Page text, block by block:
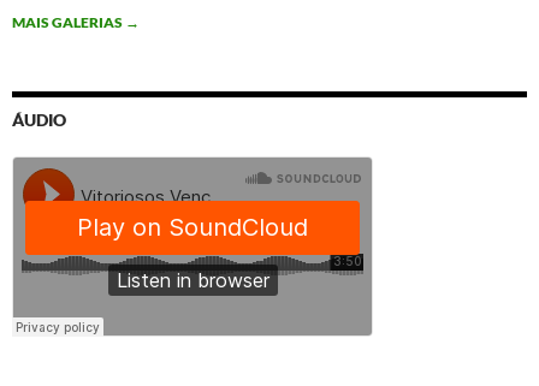
MAIS GALERIAS →
ÁUDIO